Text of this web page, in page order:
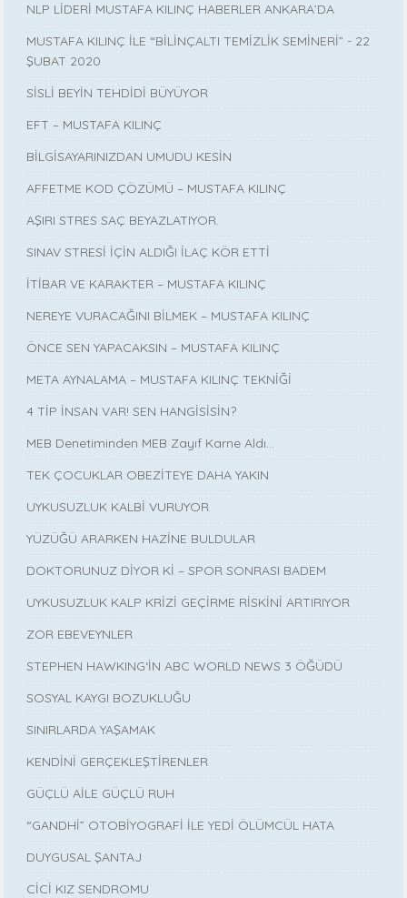
NLP LİDERİ MUSTAFA KILINÇ HABERLER ANKARA’DA
MUSTAFA KILINÇ İLE “BİLİNÇALTI TEMİZLİK SEMİNERİ” - 22
ŞUBAT 2020
SİSLİ BEYİN TEHDİDİ BÜYÜYOR
EFT – MUSTAFA KILINÇ
BİLGİSAYARINIZDAN UMUDU KESİN
AFFETME KOD ÇÖZÜMÜ – MUSTAFA KILINÇ
AŞIRI STRES SAÇ BEYAZLATIYOR.
SINAV STRESİ İÇİN ALDIĞI İLAÇ KÖR ETTİ
İTİBAR VE KARAKTER – MUSTAFA KILINÇ
NEREYE VURACAĞINI BİLMEK – MUSTAFA KILINÇ
ÖNCE SEN YAPACAKSIN – MUSTAFA KILINÇ
META AYNALAMA – MUSTAFA KILINÇ TEKNİĞİ
4 TİP İNSAN VAR! SEN HANGİSİSİN?
MEB Denetiminden MEB Zayıf Karne Aldı…
TEK ÇOCUKLAR OBEZİTEYE DAHA YAKIN
UYKUSUZLUK KALBİ VURUYOR
YÜZÜĞÜ ARARKEN HAZİNE BULDULAR
DOKTORUNUZ DİYOR Kİ – SPOR SONRASI BADEM
UYKUSUZLUK KALP KRİZİ GEÇİRME RİSKİNİ ARTIRIYOR
ZOR EBEVEYNLER
STEPHEN HAWKING‘İN ABC WORLD NEWS 3 ÖĞÜDÜ
SOSYAL KAYGI BOZUKLUĞU
SINIRLARDA YAŞAMAK
KENDİNİ GERÇEKLEŞTİRENLER
GÜÇLÜ AİLE GÜÇLÜ RUH
“GANDHİ” OTOBİYOGRAFİ İLE YEDİ ÖLÜMCÜL HATA
DUYGUSAL ŞANTAJ
CİCİ KIZ SENDROMU